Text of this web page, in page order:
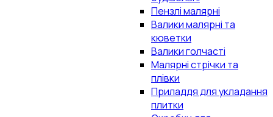
Пензлі малярні
Валики малярні та
кюветки
Валики голчасті
Малярні стрічки та
плівки
Приладдя для укладання
плитки